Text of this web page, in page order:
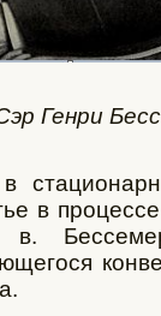
Генри
в